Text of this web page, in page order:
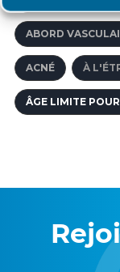
ABORD
ACNÉ À
ÂGE LIMITE